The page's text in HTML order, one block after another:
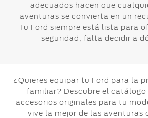
adecuados hacen que
aventuras se convierta en un
Tu Ford siempre está lista para
seguridad; falta decidir a
¿Quieres equipar tu Ford para la
familiar? Descubre el
accesorios originales para tu
vive la mejor de las aventuras